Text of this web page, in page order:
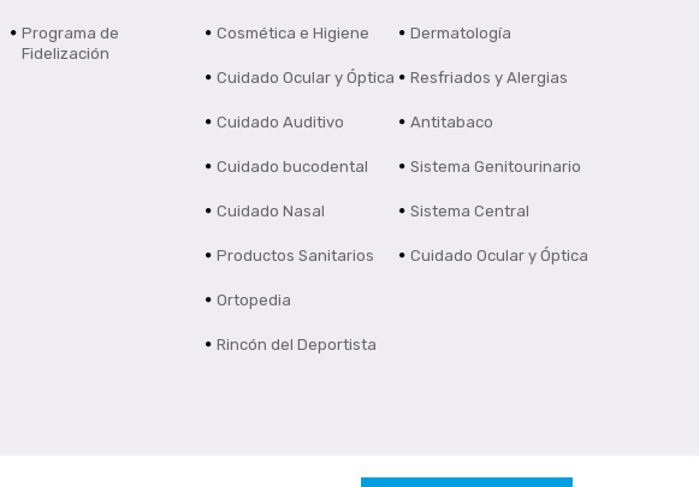
Programa de
Fidelización
Cosmética e Higiene
Cuidado Ocular y Óptica
Cuidado Auditivo
Cuidado bucodental
Cuidado Nasal
Productos Sanitarios
Ortopedia
Rincón del Deportista
Dermatología
Resfriados y Alergias
Antitabaco
Sistema Genitourinario
Sistema Central
Cuidado Ocular y Óptica